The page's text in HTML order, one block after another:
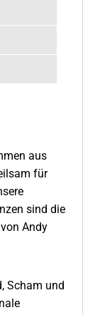
aus
für
sind die
Andy
Scham und